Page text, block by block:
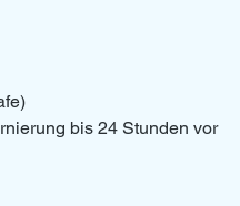
bis 24 Stunden vor